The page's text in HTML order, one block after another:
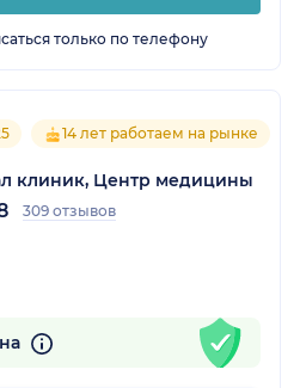
только по телефону
14 лет работаем на рынке
клиник, Центр медицины
309 отзывов